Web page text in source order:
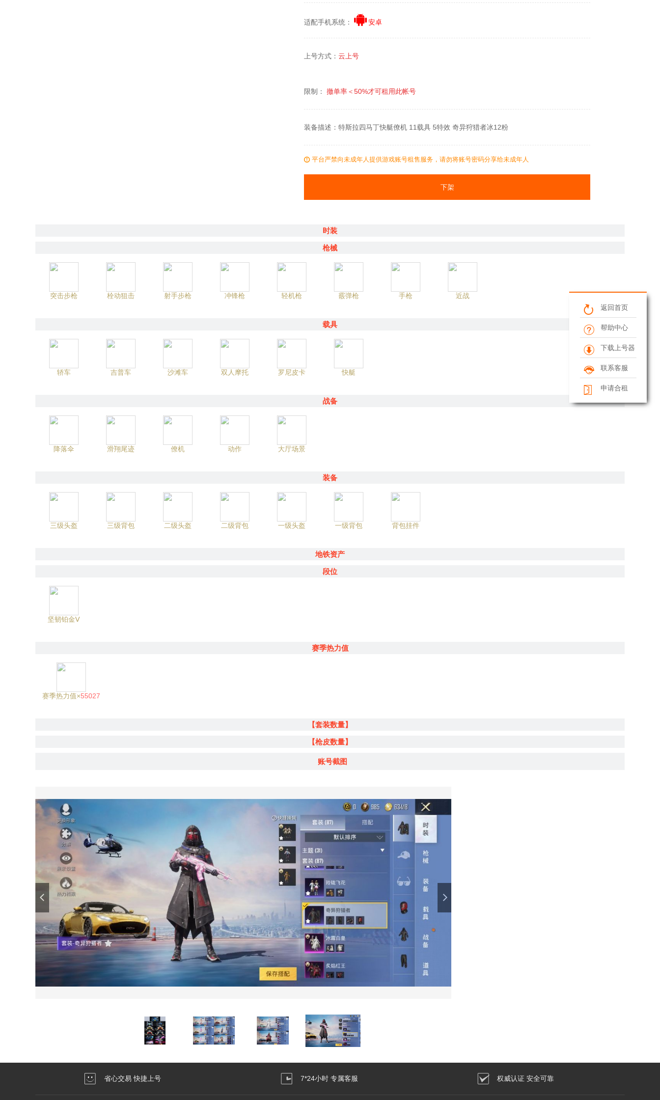
适配手机系统： 安卓
上号方式： 云上号
限制： 撤单率＜50%才可租用此帐号
装备描述：特斯拉四马丁快艇僚机 11载具 5特效 奇异狩猎者冰12粉
平台严禁向未成年人提供游戏账号租售服务，请勿将账号密码分享给未成年人
下架
时装
枪械
突击步枪 栓动狙击 射手步枪 冲锋枪 轻机枪 霰弹枪 手枪 近战
载具
轿车 吉普车 沙滩车 双人摩托 罗尼皮卡 快艇
战备
降落伞 滑翔尾迹 僚机 动作 大厅场景
装备
三级头盔 三级背包 二级头盔 二级背包 一级头盔 一级背包 背包挂件
地铁资产
段位
坚韧铂金Ⅴ
赛季热力值
赛季热力值×55027
【套装数量】
【枪皮数量】
账号截图
省心交易 快捷上号 7*24小时 专属客服 权威认证 安全可靠
返回首页
帮助中心
下载上号器
联系客服
申请合租